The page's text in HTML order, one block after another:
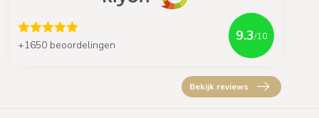
+1650 beoordelingen
9.3/10
Bekijk reviews